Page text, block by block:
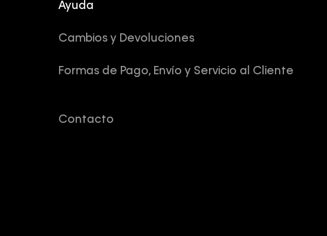
Ayuda
Cambios y Devoluciones
Formas de Pago, Envío y Servicio al Cliente
Contacto